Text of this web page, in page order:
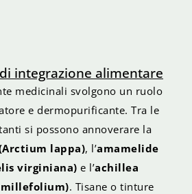
integrazione alimentare
medicinali svolgono un ruolo
e dermopurificante. Tra le
si possono annoverare la
lappa), l’amamelide
virginiana) e l’achillea
. Tisane o tinture